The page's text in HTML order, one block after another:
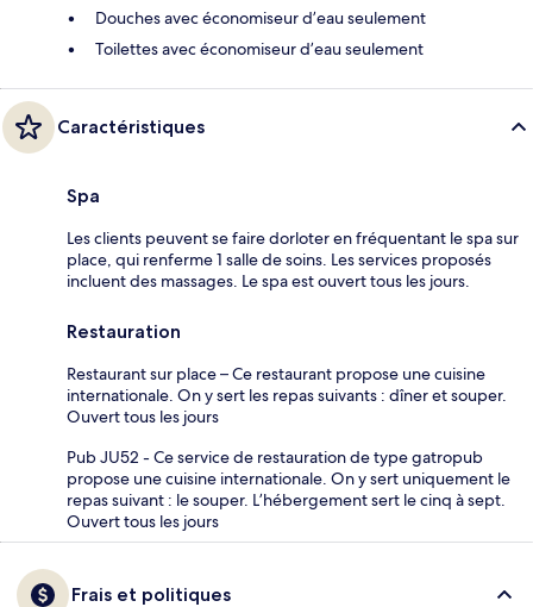
Douches avec économiseur d’eau seulement
Toilettes avec économiseur d’eau seulement
Caractéristiques
Spa
Les clients peuvent se faire dorloter en fréquentant le spa sur
place, qui renferme 1 salle de soins. Les services proposés
incluent des massages. Le spa est ouvert tous les jours.
Restauration
Restaurant sur place – Ce restaurant propose une cuisine
internationale. On y sert les repas suivants : dîner et souper.
Ouvert tous les jours
Pub JU52 - Ce service de restauration de type gatropub
propose une cuisine internationale. On y sert uniquement le
repas suivant : le souper. L’hébergement sert le cinq à sept.
Ouvert tous les jours
Frais et politiques